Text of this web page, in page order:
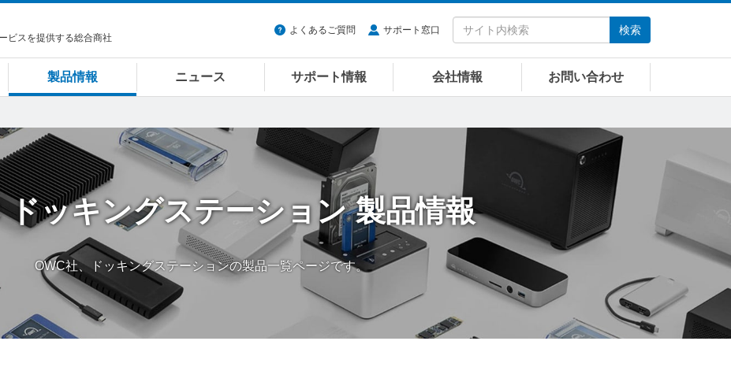
ビスを提供する総合商社
よくあるご質問 サポート窓口 検索
製品情報 ニュース サポート情報 会社情報 お問い合わせ
ドッキングステーション 製品情報
OWC社、ドッキングステーションの製品一覧ページです。